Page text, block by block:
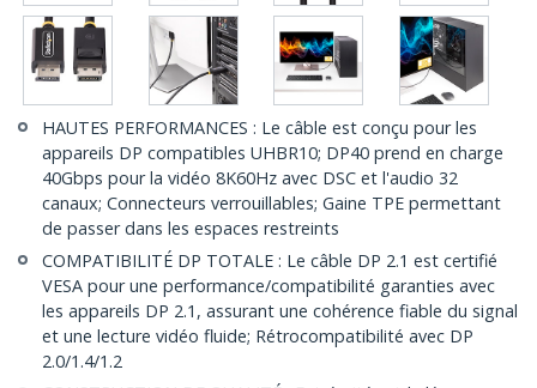
HAUTES PERFORMANCES : Le câble est conçu pour les
appareils DP compatibles UHBR10; DP40 prend en charge
40Gbps pour la vidéo 8K60Hz avec DSC et l'audio 32
canaux; Connecteurs verrouillables; Gaine TPE permettant
de passer dans les espaces restreints
COMPATIBILITÉ DP TOTALE : Le câble DP 2.1 est certifié
VESA pour une performance/compatibilité garanties avec
les appareils DP 2.1, assurant une cohérence fiable du signal
et une lecture vidéo fluide; Rétrocompatibilité avec DP
2.0/1.4/1.2